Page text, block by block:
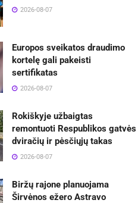
2026-08-07
Europos sveikatos draudimo
kortelę gali pakeisti
sertifikatas
2026-08-07
Rokiškyje užbaigtas
remontuoti Respublikos gatvės
dviračių ir pėsčiųjų takas
2026-08-07
Biržų rajone planuojama
Širvėnos ežero Astravo